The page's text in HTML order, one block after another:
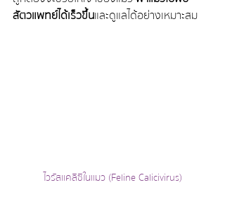
สัตวแพทย์ได้เร็วขึ้น และดูแลได้อย่างเหมาะสม
ไวรัสแคลิซิในแมว (Feline Calicivirus)